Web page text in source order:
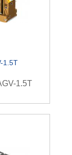
1.5T
1.5T